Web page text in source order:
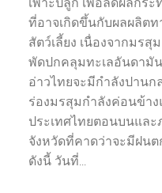
ที่อาจเกิดขึ้นกับผลผลิตท
สัตว์เลี้ยง เนื่องจากมรสุ
พัดปกคลุมทะเลอันดามั
อ่าวไทยจะมีกำลังปานก
ร่องมรสุมกำลังค่อนข้า
ประเทศไทยตอนบนแล
จังหวัดที่คาดว่าจะมีฝน
ดังนี้ วันที่...